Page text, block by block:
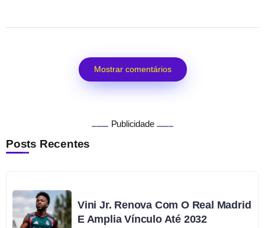
Mostrar comentários
Publicidade
Posts Recentes
Vini Jr. Renova Com O Real Madrid
E Amplia Vínculo Até 2032